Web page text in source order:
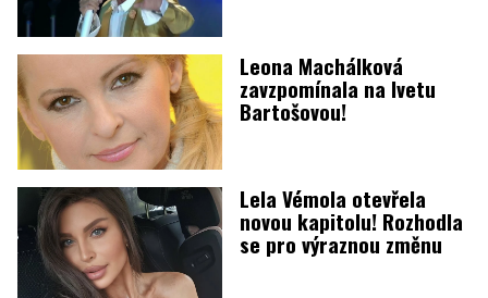
Leona Machálková
zavzpomínala na Ivetu
Bartošovou!
Lela Vémola otevřela
novou kapitolu! Rozhodla
se pro výraznou změnu